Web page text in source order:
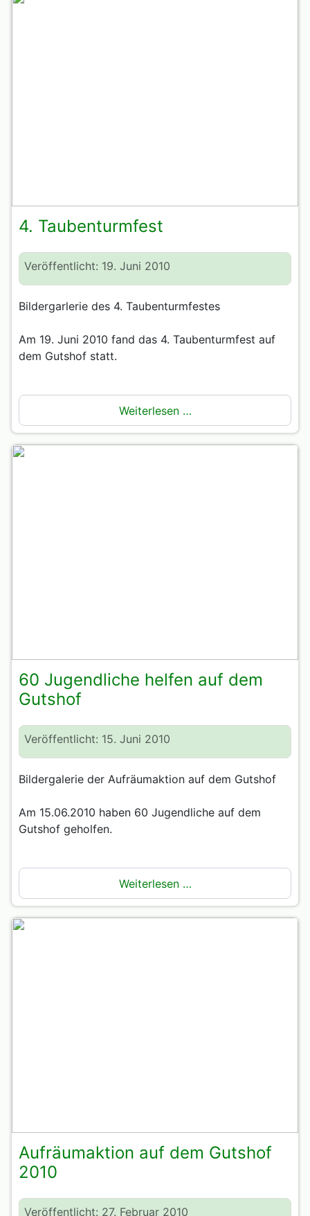
4. Taubenturmfest
Veröffentlicht: 19. Juni 2010
Bildergarlerie des 4. Taubenturmfestes
Am 19. Juni 2010 fand das 4. Taubenturmfest auf
dem Gutshof statt.
Weiterlesen …
60 Jugendliche helfen auf dem
Gutshof
Veröffentlicht: 15. Juni 2010
Bildergalerie der Aufräumaktion auf dem Gutshof
Am 15.06.2010 haben 60 Jugendliche auf dem
Gutshof geholfen.
Weiterlesen …
Aufräumaktion auf dem Gutshof
2010
Veröffentlicht: 27. Februar 2010